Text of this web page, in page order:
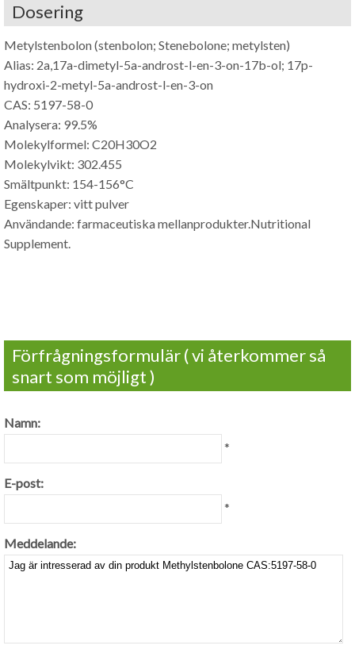
Dosering
Metylstenbolon (stenbolon; Stenebolone; metylsten)
Alias: 2a,17a-dimetyl-5a-androst-l-en-3-on-17b-ol; 17p-
hydroxi-2-metyl-5a-androst-l-en-3-on
CAS: 5197-58-0
Analysera: 99.5%
Molekylformel: C20H30O2
Molekylvikt: 302.455
Smältpunkt: 154-156°C
Egenskaper: vitt pulver
Användande: farmaceutiska mellanprodukter.Nutritional
Supplement.
Förfrågningsformulär ( vi återkommer så
snart som möjligt )
Namn:
*
E-post:
*
Meddelande: